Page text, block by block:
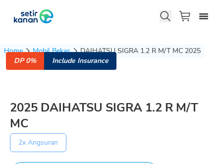
Home Mobil Bekas
DAIHATSU SIGRA 1.2 R M/T MC 2025
DP 0%
Include Insurance
2025 DAIHATSU SIGRA 1.2 R M/T
MC
2x Angsuran